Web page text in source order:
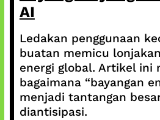
AI
Ledakan penggunaan
buatan memicu
energi global. Artikel ini
bagaimana “bayangan
menjadi tantangan
diantisipasi.